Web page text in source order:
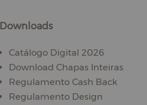
Downloads
Catálogo Digital 2026
Download Chapas Inteiras
Regulamento Cash Back
Regulamento Design